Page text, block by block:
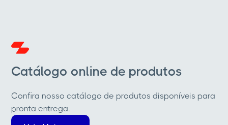
Catálogo online de produtos
Confira nosso catálogo de produtos disponíveis para
pronta entrega.